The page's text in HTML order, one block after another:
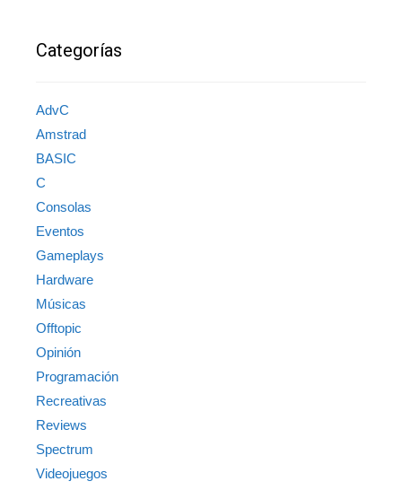
Categorías
AdvC
Amstrad
BASIC
C
Consolas
Eventos
Gameplays
Hardware
Músicas
Offtopic
Opinión
Programación
Recreativas
Reviews
Spectrum
Videojuegos